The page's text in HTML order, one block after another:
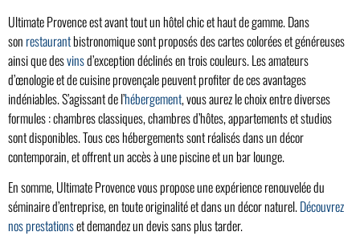
Ultimate Provence est avant tout un hôtel chic et haut de gamme. Dans
son restaurantbistronomique sont proposés des cartes colorées et généreuses
ainsi que desvinsd’exception déclinés en trois couleurs. Les amateurs
d’œnologie et de cuisine provençale peuvent profiter de ces avantages
indéniables. S’agissant de l’hébergement, vous aurez le choix entre diverses
formules : chambres classiques, chambres d’hôtes, appartements et studios
sont disponibles. Tous ces hébergements sont réalisés dans un décor
contemporain, et offrent un accès à une piscine et un bar lounge.
En somme, Ultimate Provence vous propose une expérience renouvelée du
séminaire d’entreprise, en toute originalité et dans un décor naturel.Découvrez
nos prestationset demandez un devis sans plus tarder.